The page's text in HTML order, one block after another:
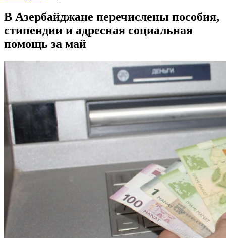
В Азербайджане перечислены пособия,
стипендии и адресная социальная
помощь за май